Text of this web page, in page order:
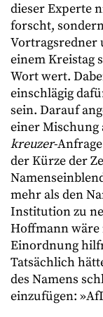
dieser Experte
forscht,
Vortragsredner
einem Kreistag
Wort wert.
einschlägig
sein. Darauf
einer Mischung
kreuzer-
der Kürze der
mehr als den
Institution zu
Hoffmann wäre
Einordnung
Tatsächlich
des Namens
einzufügen: